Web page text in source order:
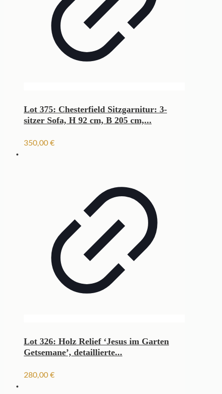
Lot 375: Chesterfield Sitzgarnitur: 3-
sitzer Sofa, H 92 cm, B 205 cm,...
350,00 €
Lot 326: Holz Relief ‘Jesus im Garten
Getsemane’, detaillierte...
280,00 €